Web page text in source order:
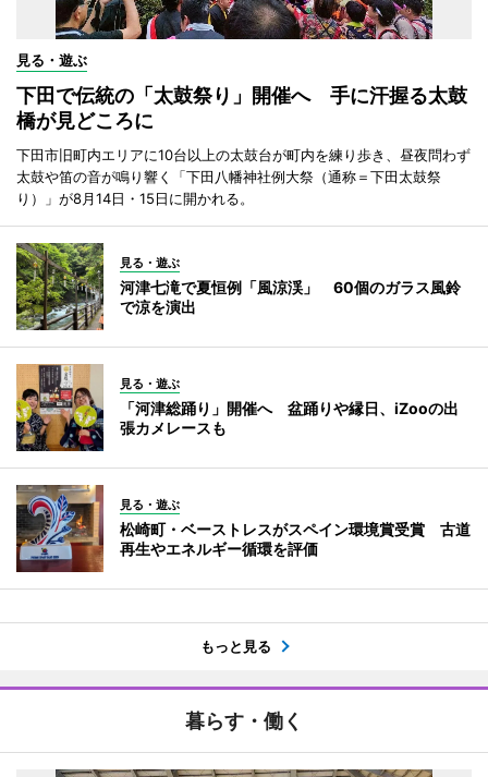
見る・遊ぶ
下田で伝統の「太鼓祭り」開催へ 手に汗握る太鼓
橋が見どころに
下田市旧町内エリアに10台以上の太鼓台が町内を練り歩き、昼夜問わず
太鼓や笛の音が鳴り響く「下田八幡神社例大祭（通称＝下田太鼓祭
り）」が8月14日・15日に開かれる。
見る・遊ぶ
河津七滝で夏恒例「風涼渓」 60個のガラス風鈴
で涼を演出
見る・遊ぶ
「河津総踊り」開催へ 盆踊りや縁日、iZooの出
張カメレースも
見る・遊ぶ
松崎町・ベーストレスがスペイン環境賞受賞 古道
再生やエネルギー循環を評価
もっと見る
暮らす・働く